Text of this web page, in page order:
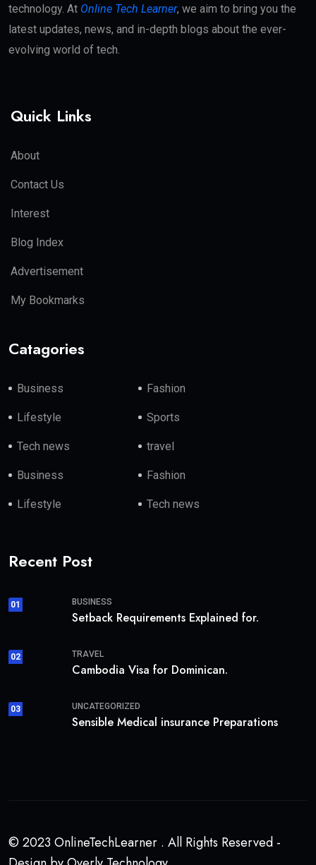
technology. At Online Tech Learner, we aim to bring you the
latest updates, news, and in-depth blogs about the ever-
evolving world of tech.
Quick Links
About
Contact Us
Interest
Blog Index
Advertisement
My Bookmarks
Catagories
Business Fashion
Lifestyle Sports
Tech news travel
Business Fashion
Lifestyle Tech news
Recent Post
01 BUSINESS
Setback Requirements Explained for.
02 TRAVEL
Cambodia Visa for Dominican.
03 UNCATEGORIZED
Sensible Medical insurance Preparations
© 2023 OnlineTechLearner . All Rights Reserved -